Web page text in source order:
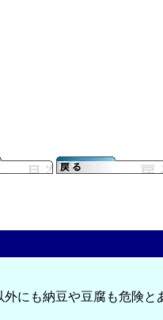
にも納豆や豆腐も危険